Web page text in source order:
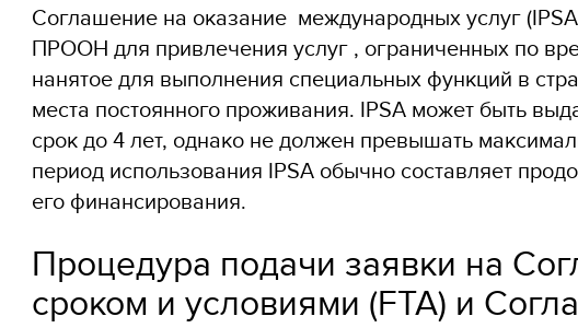
Соглашение на оказание международных услуг
ПРООН для привлечения услуг , ограниченных по
нанятое для выполнения специальных функций в
места постоянного проживания. IPSA может быть
срок до 4 лет, однако не должен превышать
период использования IPSA обычно составляет
его финансирования.
Процедура подачи заявки на
сроком и условиями (FTA) и